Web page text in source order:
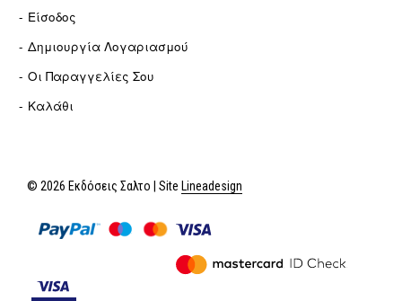
Είσοδος
Δημιουργία Λογαριασμού
Οι Παραγγελίες Σου
Καλάθι
© 2026 Εκδόσεις Σαλτο | Site Lineadesign